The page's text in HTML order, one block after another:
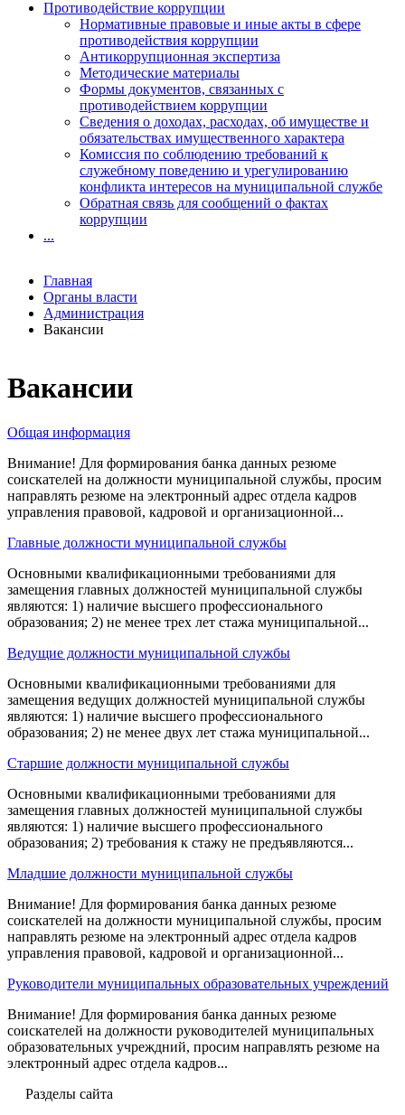
Вакансии
Общая информация
Внимание! Для формирования банка данных резюме
соискателей на должности муниципальной службы, просим
направлять резюме на электронный адрес отдела кадров
управления правовой, кадровой и организационной...
Главные должности муниципальной службы
Основными квалификационными требованиями для
замещения главных должностей муниципальной службы
являются: 1) наличие высшего профессионального
образования; 2) не менее трех лет стажа муниципальной...
Ведущие должности муниципальной службы
Основными квалификационными требованиями для
замещения ведущих должностей муниципальной службы
являются: 1) наличие высшего профессионального
образования; 2) не менее двух лет стажа муниципальной...
Старшие должности муниципальной службы
Основными квалификационными требованиями для
замещения главных должностей муниципальной службы
являются: 1) наличие высшего профессионального
образования; 2) требования к стажу не предъявляются...
Младшие должности муниципальной службы
Внимание! Для формирования банка данных резюме
соискателей на должности муниципальной службы, просим
направлять резюме на электронный адрес отдела кадров
управления правовой, кадровой и организационной...
Руководители муниципальных образовательных учреждений
Внимание! Для формирования банка данных резюме
соискателей на должности руководителей муниципальных
образовательных учреждний, просим направлять резюме на
электронный адрес отдела кадров...
Разделы сайта
Противодействие коррупции
Нормативные правовые и иные акты в сфере
противодействия коррупции
Антикоррупционная экспертиза
Методические материалы
Формы документов, связанных с
противодействием коррупции
Сведения о доходах, расходах, об имуществе и
обязательствах имущественного характера
Комиссия по соблюдению требований к
служебному поведению и урегулированию
конфликта интересов на муниципальной службе
Обратная связь для сообщений о фактах
коррупции
...
Главная
Органы власти
Администрация
Вакансии